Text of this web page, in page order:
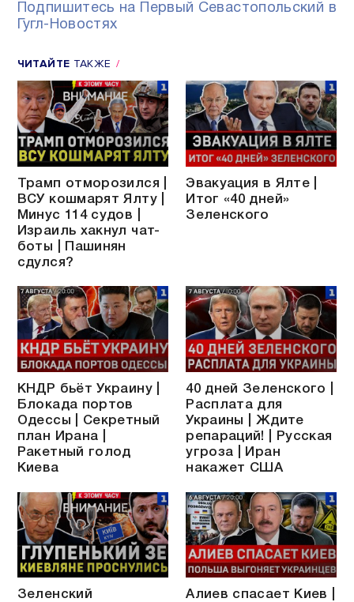
Подпишитесь на Первый Севастопольский в
Гугл-Новостях
ЧИТАЙТЕ ТАКЖЕ
Трамп отморозился |
ВСУ кошмарят Ялту |
Минус 114 судов |
Израиль хакнул чат-
боты | Пашинян
сдулся?
Эвакуация в Ялте |
Итог «40 дней»
Зеленского
КНДР бьёт Украину |
Блокада портов
Одессы | Секретный
план Ирана |
Ракетный голод
Киева
40 дней Зеленского |
Расплата для
Украины | Ждите
репараций! | Русская
угроза | Иран
накажет США
Зеленский
Алиев спасает Киев |